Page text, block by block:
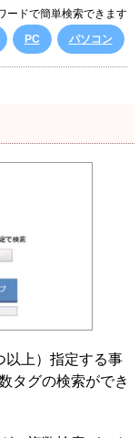
ードで簡単検索できます
PC パソコン
以上）指定する事
タグの検索ができ